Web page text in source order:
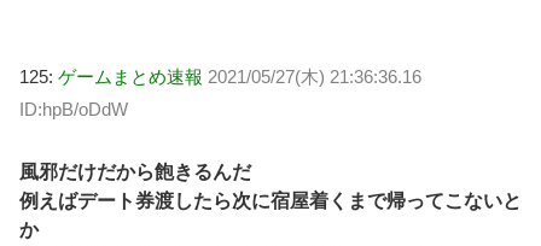
125: ゲームまとめ速報 2021/05/27(木) 21:36:36.16
ID:hpB/oDdW
風邪だけだから飽きるんだ
例えばデート券渡したら次に宿屋着くまで帰ってこないと
か